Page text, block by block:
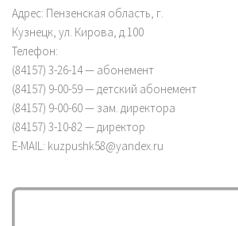
Адрес: Пензенская область, г.
Кузнецк, ул. Кирова, д.100
Телефон:
(84157) 3-26-14 — абонемент
(84157) 9-00-59 — детский абонемент
(84157) 9-00-60 — зам. директора
(84157) 3-10-82 — директор
E-MAIL: kuzpushk58@yandex.ru